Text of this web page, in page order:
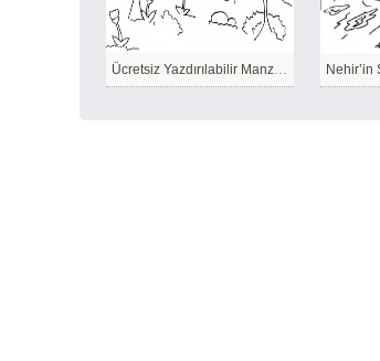
Ücretsiz Yazdırılabilir Manzara Nehir’in